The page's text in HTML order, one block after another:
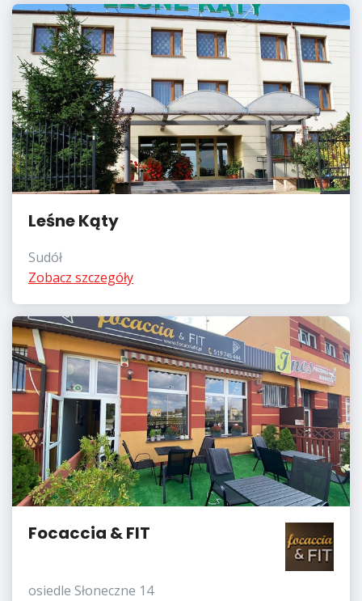
Leśne Kąty
Sudół
Zobacz szczegóły
Focaccia & FIT
osiedle Słoneczne 14